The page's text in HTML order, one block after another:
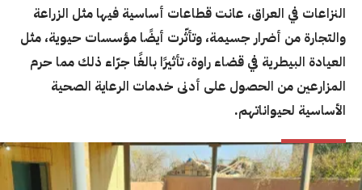
النزاعات في العراق، عانت قطاعات أساسية فيها مثل الزراعة
والتجارة من أضرار جسيمة، وتأثّرت أيضًا مؤسسات حيوية، مثل
العيادة البيطرية في قضاء راوة، تأثيرًا بالغًا جرّاء ذلك مما حرم
المزارعين من الحصول على أدنى خدمات الرعاية الصحية
الأساسية لحيواناتهم.